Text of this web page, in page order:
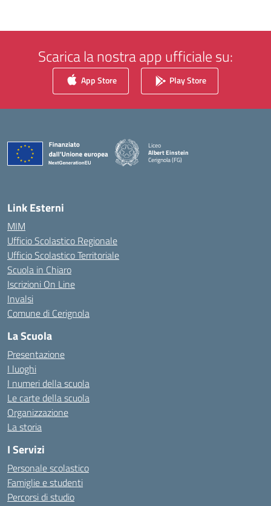
Scarica la nostra app ufficiale su:
App Store Play Store
Liceo
Albert Einstein
Cerignola (FG)
— Visita la pagina iniziale della scuola
Link Esterni
MIM
Ufficio Scolastico Regionale
Ufficio Scolastico Territoriale
Scuola in Chiaro
Iscrizioni On Line
Invalsi
Comune di Cerignola
La Scuola
Presentazione
I luoghi
I numeri della scuola
Le carte della scuola
Organizzazione
La storia
I Servizi
Personale scolastico
Famiglie e studenti
Percorsi di studio